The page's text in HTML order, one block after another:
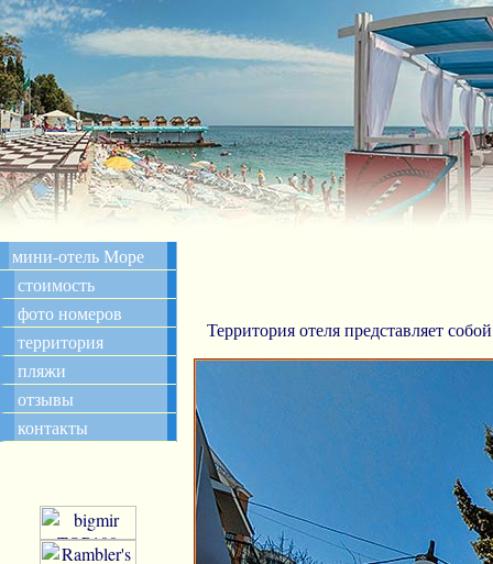
Территория отеля представляет
мини-отель Море
стоимость
фото номеров
территория
пляжи
отзывы
контакты